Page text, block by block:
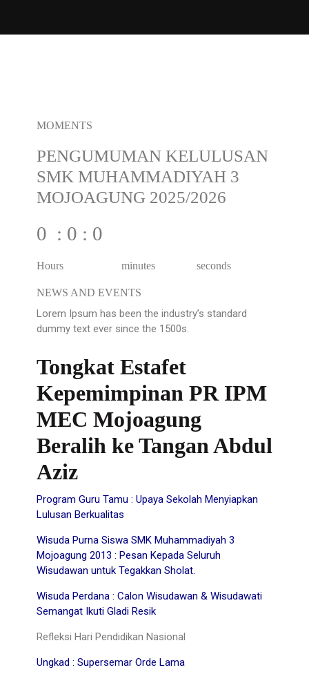
MOMENTS
PENGUMUMAN KELULUSAN
SMK MUHAMMADIYAH 3
MOJOAGUNG 2025/2026
0 : 0 : 0
Hours minutes seconds
NEWS AND EVENTS
Lorem Ipsum has been the industry’s standard
dummy text ever since the 1500s.
Tongkat Estafet
Kepemimpinan PR IPM
MEC Mojoagung
Beralih ke Tangan Abdul
Aziz
Program Guru Tamu : Upaya Sekolah Menyiapkan
Lulusan Berkualitas
Wisuda Purna Siswa SMK Muhammadiyah 3
Mojoagung 2013 : Pesan Kepada Seluruh
Wisudawan untuk Tegakkan Sholat.
Wisuda Perdana : Calon Wisudawan & Wisudawati
Semangat Ikuti Gladi Resik
Refleksi Hari Pendidikan Nasional
Ungkad : Supersemar Orde Lama